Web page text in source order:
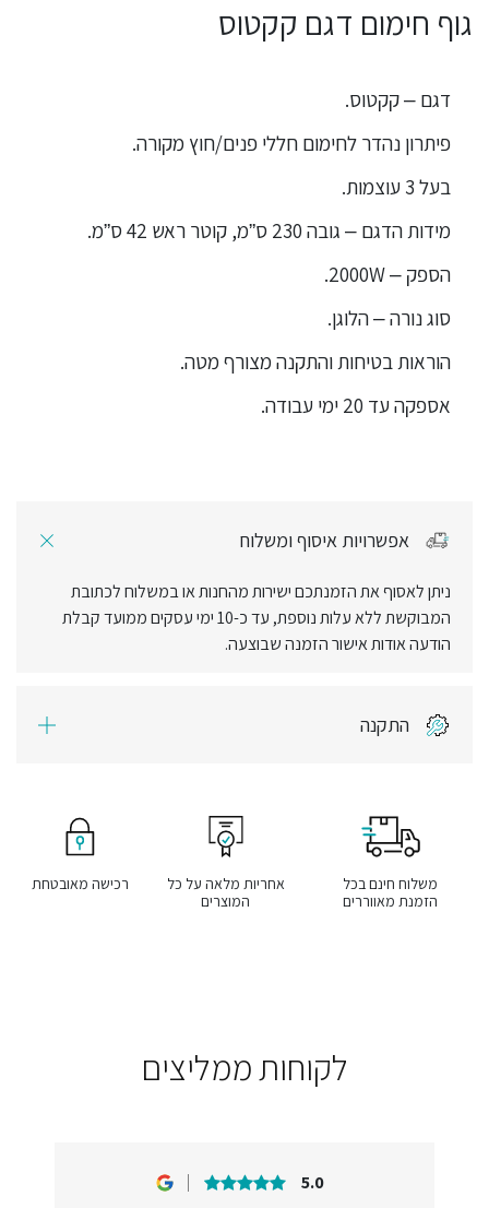
גוף חימום דגם קקטוס
דגם – קקטוס.
פיתרון נהדר לחימום חללי פנים/חוץ מקורה.
בעל 3 עוצמות.
מידות הדגם – גובה 230 ס”מ, קוטר ראש 42 ס”מ.
הספק – 2000W.
סוג נורה – הלוגן.
הוראות בטיחות והתקנה מצורף מטה.
אספקה עד 20 ימי עבודה.
אפשרויות איסוף ומשלוח
ניתן לאסוף את הזמנתכם ישירות מהחנות או במשלוח לכתובת
המבוקשת ללא עלות נוספת, עד כ-10 ימי עסקים ממועד קבלת
הודעה אודות אישור הזמנה שבוצעה.
התקנה
משלוח חינם בכל
הזמנת מאווררים
אחריות מלאה על כל
המוצרים
רכישה מאובטחת
לקוחות ממליצים
5.0